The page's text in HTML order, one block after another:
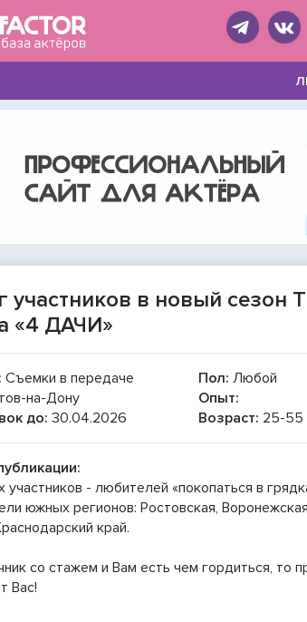
участников в новый сезон
«4 ДАЧИ»
Съемки в передаче
на-Дону
до: 30.04.2026
Пол: Любой
Опыт:
Возраст: 25-55
- любителей «покопаться в
южных регионов: Ростовская, Воронежская
край.
со стажем и Вам есть чем гордиться, то
Вас!